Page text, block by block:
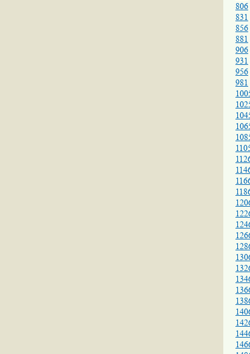
806
831
856
881
906
931
956
981